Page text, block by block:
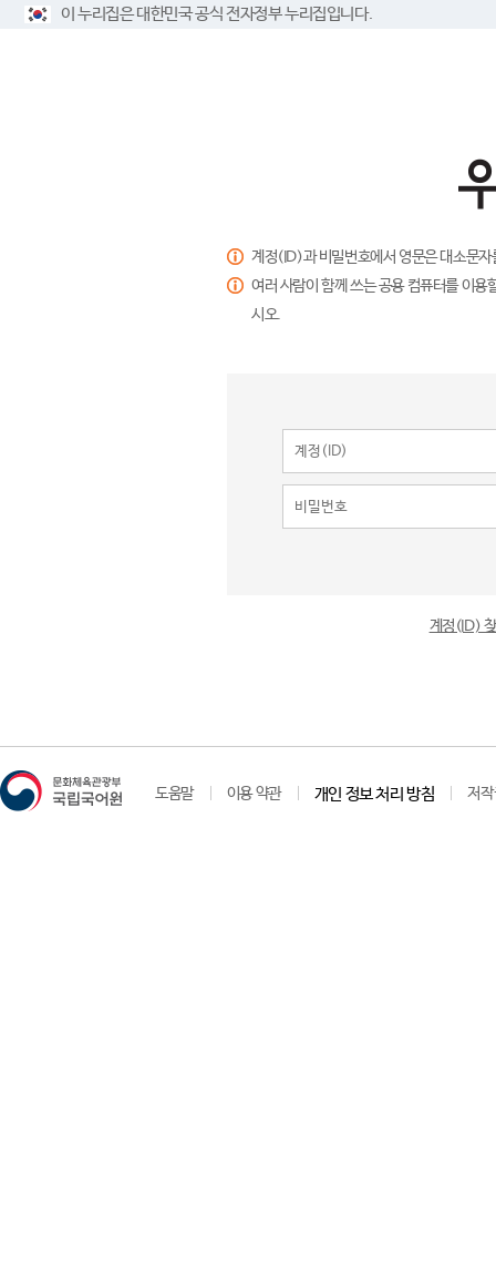
이 누리집은 대한민국 공식 전자정부 누리집입니다.
계정(ID)과 비밀번호에서 영문은 대소문
여러 사람이 함께 쓰는 공용 컴퓨터를 이
시오.
계정(ID)
도움말 이용 약관 개인 정보 처리 방침 저